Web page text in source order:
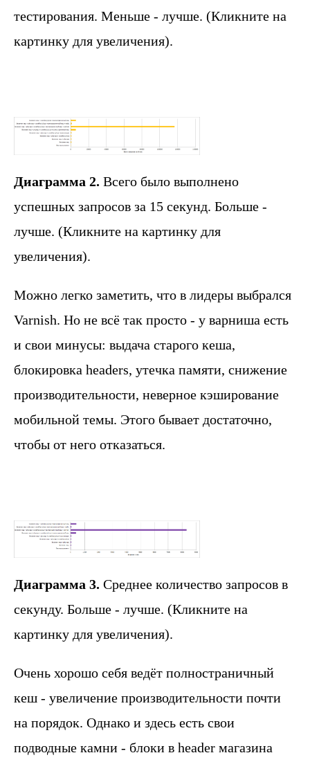
тестирования. Меньше - лучше. (Кликните на
картинку для увеличения).
Диаграмма 2. Всего было выполнено
успешных запросов за 15 секунд. Больше -
лучше. (Кликните на картинку для
увеличения).
Можно легко заметить, что в лидеры выбрался
Varnish. Но не всё так просто - у варниша есть
и свои минусы: выдача старого кеша,
блокировка headers, утечка памяти, снижение
производительности, неверное кэширование
мобильной темы. Этого бывает достаточно,
чтобы от него отказаться.
Диаграмма 3. Среднее количество запросов в
секунду. Больше - лучше. (Кликните на
картинку для увеличения).
Очень хорошо себя ведёт полностраничный
кеш - увеличение производительности почти
на порядок. Однако и здесь есть свои
подводные камни - блоки в header магазина